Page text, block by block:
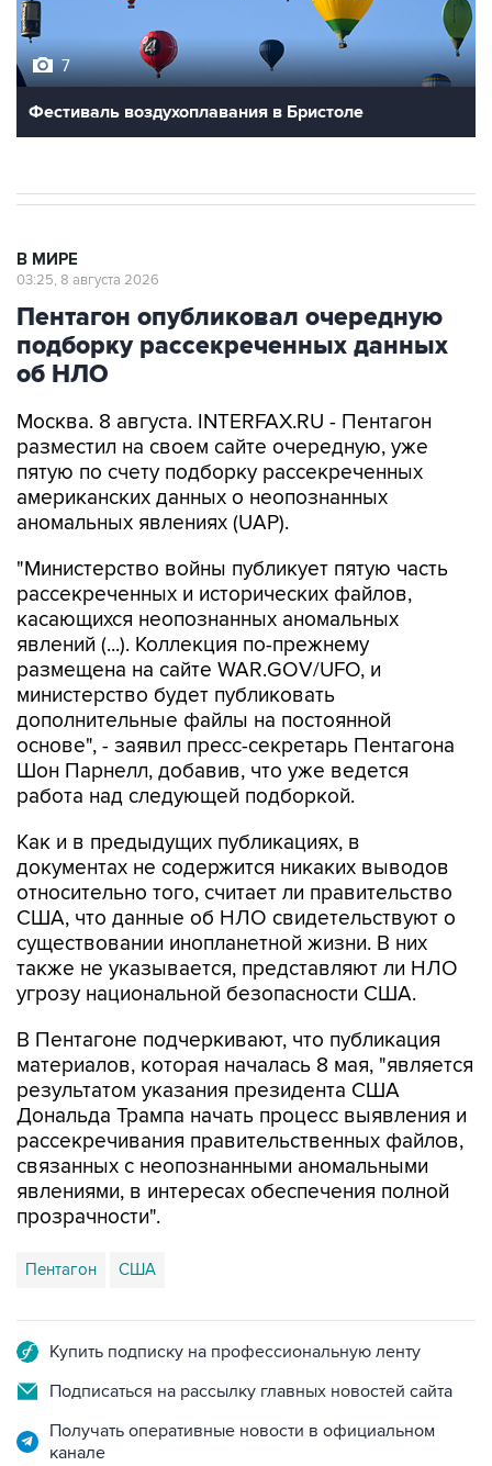
7
Фестиваль воздухоплавания в Бристоле
В МИРЕ
03:25, 8 августа 2026
Пентагон опубликовал очередную
подборку рассекреченных данных
об НЛО
Москва. 8 августа. INTERFAX.RU - Пентагон
разместил на своем сайте очередную, уже
пятую по счету подборку рассекреченных
американских данных о неопознанных
аномальных явлениях (UAP).
"Министерство войны публикует пятую часть
рассекреченных и исторических файлов,
касающихся неопознанных аномальных
явлений (...). Коллекция по-прежнему
размещена на сайте WAR.GOV/UFO, и
министерство будет публиковать
дополнительные файлы на постоянной
основе", - заявил пресс-секретарь Пентагона
Шон Парнелл, добавив, что уже ведется
работа над следующей подборкой.
Как и в предыдущих публикациях, в
документах не содержится никаких выводов
относительно того, считает ли правительство
США, что данные об НЛО свидетельствуют о
существовании инопланетной жизни. В них
также не указывается, представляют ли НЛО
угрозу национальной безопасности США.
В Пентагоне подчеркивают, что публикация
материалов, которая началась 8 мая, "является
результатом указания президента США
Дональда Трампа начать процесс выявления и
рассекречивания правительственных файлов,
связанных с неопознанными аномальными
явлениями, в интересах обеспечения полной
прозрачности".
Пентагон США
Купить подписку на профессиональную ленту
Подписаться на рассылку главных новостей сайта
Получать оперативные новости в официальном
канале